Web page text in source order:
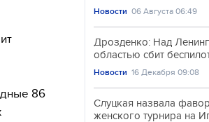
86
Новости 06 Августа 06:49
Дрозденко: Над
областью сбит
Новости 16 Декабря 09:08
Слуцкая назвала
женского турнира на